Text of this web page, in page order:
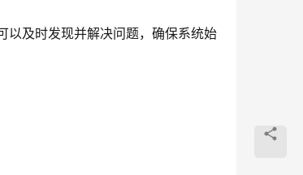
以及时发现并解决问题，确保系统始